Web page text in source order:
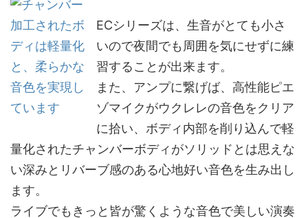
ECシリーズは、生音がとても小さ
いので夜間でも周囲を気にせずに練
習することが出来ます。
また、アンプに繋げば、高性能ピエ
ゾマイクがウクレレの音色をクリア
に拾い、ボディ内部を削り込んで軽
量化されたチャンバーボディがソリッドとは思えな
い深みとリバーブ感のある心地好い音色を生み出し
ます。
ライブでもきっと皆が驚くような音色で美しい演奏